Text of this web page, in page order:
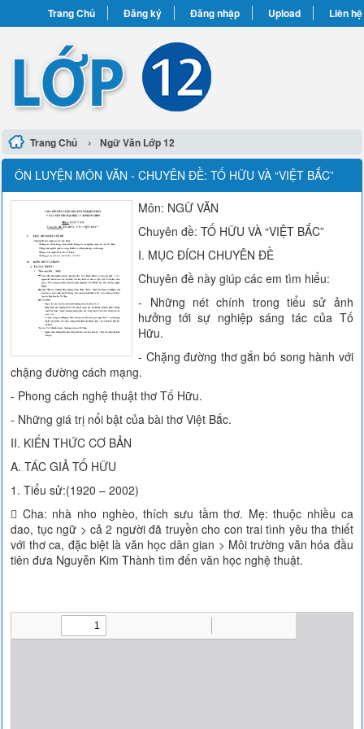
Trang Chủ Đăng ký Đăng nhập Upload Liên hệ
Trang Chủ › Ngữ Văn Lớp 12
ÔN LUYỆN MÔN VĂN - CHUYÊN ĐỀ: TỐ HỮU VÀ “VIỆT BẮC”
Môn: NGỮ VĂN
Chuyên đề: TỐ HỮU VÀ “VIỆT BẮC”
I. MỤC ĐÍCH CHUYÊN ĐỀ
Chuyên đề này giúp các em tìm hiểu:
- Những nét chính trong tiểu sử ảnh
hưởng tới sự nghiệp sáng tác của Tố
Hữu.
- Chặng đường thơ gắn bó song hành với
chặng đường cách mạng.
- Phong cách nghệ thuật thơ Tố Hữu.
- Những giá trị nổi bật của bài thơ Việt Bắc.
II. KIẾN THỨC CƠ BẢN
A. TÁC GIẢ TỐ HỮU
1. Tiểu sử:(1920 – 2002)
 Cha: nhà nho nghèo, thích sưu tầm thơ. Mẹ: thuộc nhiều ca
dao, tục ngữ > cả 2 người đã truyền cho con trai tình yêu tha thiết
với thơ ca, đặc biệt là văn học dân gian > Môi trường văn hóa đầu
tiên đưa Nguyễn Kim Thành tìm đến văn học nghệ thuật.